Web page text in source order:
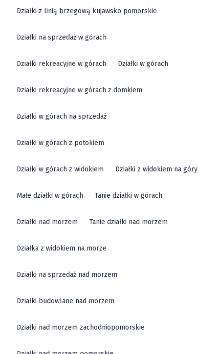
Działki z linią brzegową kujawsko pomorskie
Działki na sprzedaż w górach
Działki rekreacyjne w górach Działki w górach
Działki rekreacyjne w górach z domkiem
Działki w górach na sprzedaż
Działki w górach z potokiem
Działki w górach z widokiem Działki z widokiem na góry
Małe działki w górach Tanie działki w górach
Działki nad morzem Tanie działki nad morzem
Działka z widokiem na morze
Działki na sprzedaż nad morzem
Działki budowlane nad morzem
Działki nad morzem zachodniopomorskie